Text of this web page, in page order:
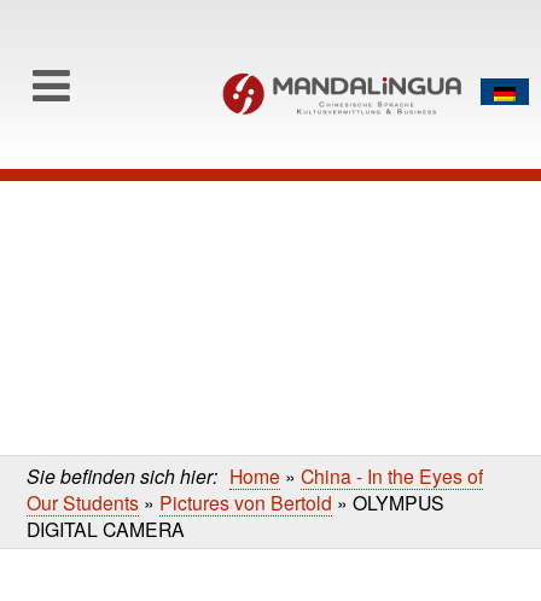
to
Skip to content
Sie befinden sich hier: Home »China - In the Eyes of
Our Students » Pictures von Bertold »OLYMPUS
DIGITAL CAMERA